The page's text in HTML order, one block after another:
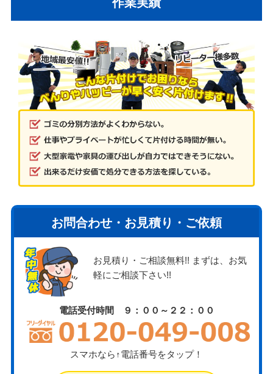
お問合わせ・お見積り・ご依頼
お見積り・ご相談無料!! まずは、お気
軽にご相談下さい!!
電話受付時間 ９：００～２２：００
スマホなら↑電話番号をタップ！